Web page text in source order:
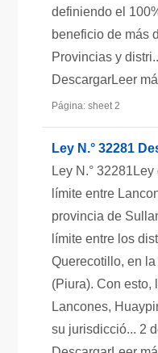
definiendo el
beneficio de más
Provincias y
DescargarLeer
Página: sheet 2
Ley N.° 32281
Ley N.°
límite entre
provincia de
límite entre los
Querecotillo, en
(Piura). Con esto,
Lancones,
su jurisdicció... 2